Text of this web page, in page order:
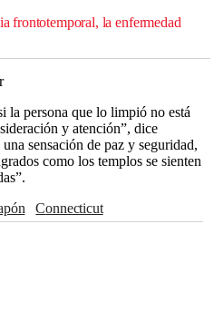
frontotemporal, la enfermedad
la persona que lo limpió no está
y atención”, dice
sensación de paz y seguridad,
como los templos se sienten
Connecticut